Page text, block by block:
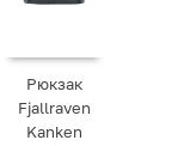
Рюкзак
Fjallraven
Kanken